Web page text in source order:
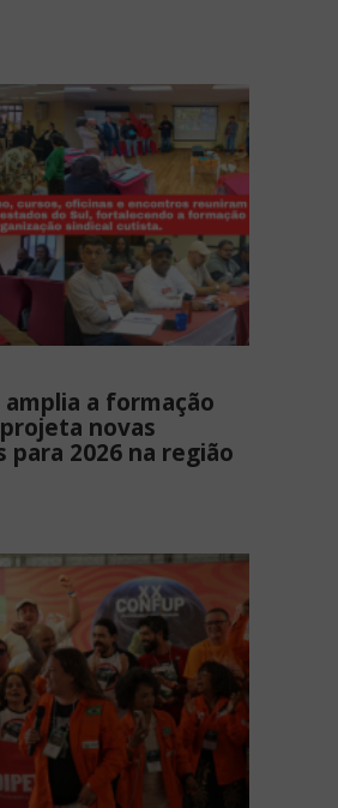
amplia a formação
novas
para 2026 na região